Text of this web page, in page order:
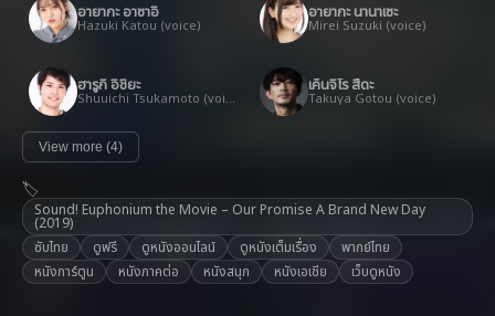
อายากะ อาซาอิ
Hazuki Katou (voice)
อายากะ นานาเซะ
Mirei Suzuki (voice)
ฮารูกิ อิชิยะ
Shuuichi Tsukamoto (voice)
เค็นจิโร สึดะ
Takuya Gotou (voice)
View more (4)
Sound! Euphonium the Movie – Our Promise A Brand New Day
(2019)
ซับไทย
ดูฟรี ดูหนังออนไลน์ ดูหนังเต็มเรื่อง
พากย์ไทย
หนังการ์ตูน
หนังภาคต่อ หนังสนุก หนังเอเชีย เว็บดูหนัง